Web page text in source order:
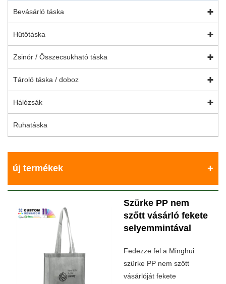
Bevásárló táska
Hűtőtáska
Zsinór / Összecsukható táska
Tároló táska / doboz
Hálózsák
Ruhatáska
új termékek
Szürke PP nem
szőtt vásárló fekete
selyemmintával
Fedezze fel a Minghui
szürke PP nem szőtt
vásárlóját fekete